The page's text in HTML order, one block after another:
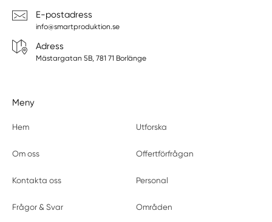
E-postadress
info@smartproduktion.se
Adress
Mästargatan 5B, 781 71 Borlänge
Meny
Hem Utforska
Om oss Offertförfrågan
Kontakta oss Personal
Frågor & Svar Områden